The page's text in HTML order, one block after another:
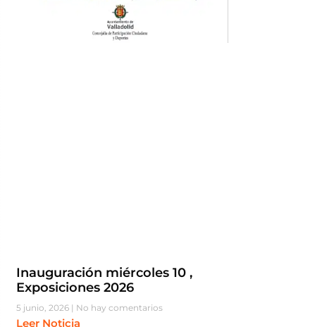
Inauguración miércoles 10 ,
Exposiciones 2026
5 junio, 2026 No hay comentarios
Leer Noticia